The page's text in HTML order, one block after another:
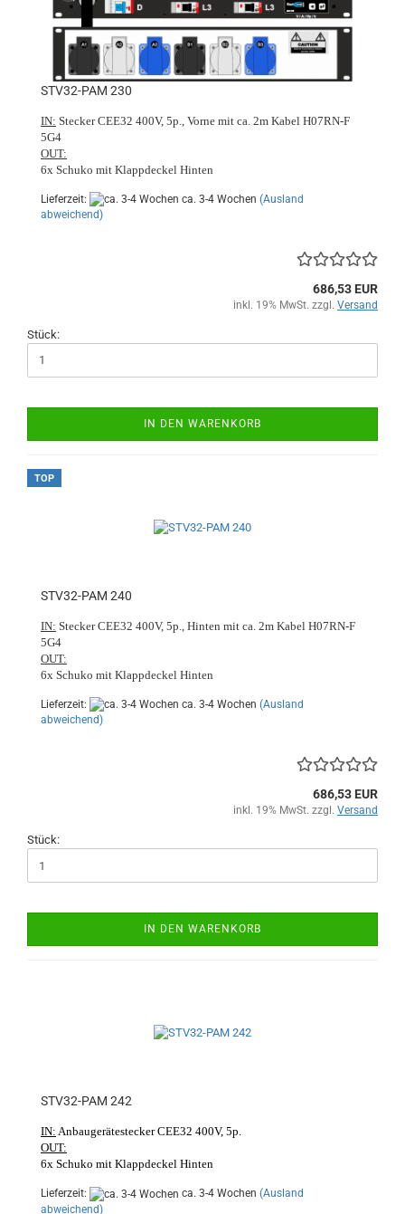
STV32-PAM 230
IN: Stecker CEE32 400V, 5p., Vorne mit ca. 2m Kabel H07RN-F
5G4
OUT:
6x Schuko mit Klappdeckel Hinten
Lieferzeit: ca. 3-4 Wochen (Ausland
abweichend)
686,53 EUR
inkl. 19% MwSt. zzgl. Versand
Stück:
IN DEN WARENKORB
TOP
STV32-PAM 240
IN: Stecker CEE32 400V, 5p., Hinten mit ca. 2m Kabel H07RN-F
5G4
OUT:
6x Schuko mit Klappdeckel Hinten
Lieferzeit: ca. 3-4 Wochen (Ausland
abweichend)
686,53 EUR
inkl. 19% MwSt. zzgl. Versand
Stück:
IN DEN WARENKORB
STV32-PAM 242
IN: Anbaugerätestecker CEE32 400V, 5p.
OUT:
6x Schuko mit Klappdeckel Hinten
Lieferzeit: ca. 3-4 Wochen (Ausland
abweichend)